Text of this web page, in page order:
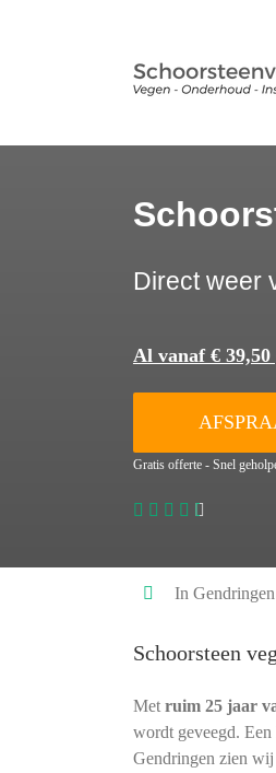
Direct weer
Al vanaf € 39,50
Gratis offerte - Snel
In
Schoorsteen
Met ruim 25 jaar
wordt geveegd.
Gendringen zien